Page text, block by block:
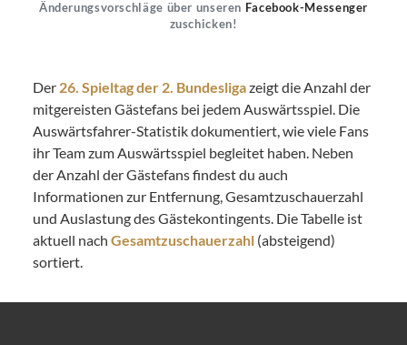
Änderungsvorschläge über unseren Facebook-Messenger
zuschicken!
Der 26. Spieltag der 2. Bundesligazeigt die Anzahl der
mitgereisten Gästefans bei jedem Auswärtsspiel. Die
Auswärtsfahrer-Statistik dokumentiert, wie viele Fans
ihr Team zum Auswärtsspiel begleitet haben. Neben
der Anzahl der Gästefans findest du auch
Informationen zur Entfernung, Gesamtzuschauerzahl
und Auslastung des Gästekontingents. Die Tabelle ist
aktuell nach Gesamtzuschauerzahl (absteigend)
sortiert.